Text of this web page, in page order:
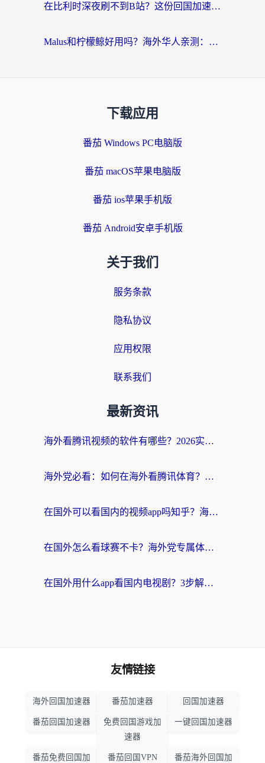
在比利时深夜刷不到B站？这份回国加速器避坑指南请收好
Malus和柠檬鲸好用吗？海外华人亲测：回国加速器怎么选才不踩坑？
下载应用
番茄 Windows PC电脑版
番茄 macOS苹果电脑版
番茄 ios苹果手机版
番茄 Android安卓手机版
关于我们
服务条款
隐私协议
应用权限
联系我们
最新资讯
海外看腾讯视频的软件有哪些？2026实测有效，留学生都在用的回国加速器指南
海外党必看：如何在海外看腾讯体育？解决赛事直播地区限制的终极指南
在国外可以看国内的视频app吗知乎？海外党亲测有效的追剧加速方案
在国外怎么看球赛不卡？海外党专属体育直播自由指南
在国外用什么app看国内电视剧？3步解决版权限制+卡顿难题
友情链接
海外回国加速器 番茄加速器 回国加速器
番茄回国加速器
免费回国游戏加
速器
一键回国加速器
番茄免费回国加 番茄回国VPN 番茄海外回国加